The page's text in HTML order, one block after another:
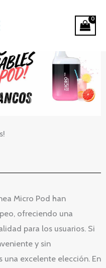
Micro Pod
Micro Pod han
ofreciendo una
para los usuarios. Si
y sin
excelente elección. En